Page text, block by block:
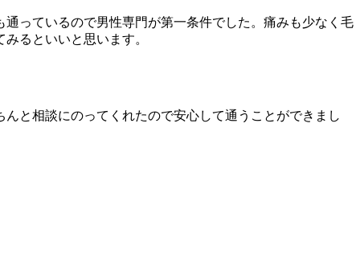
っているので男性専門が第一条件でした。痛みも少なく毛
るといいと思います。
と相談にのってくれたので安心して通うことができまし